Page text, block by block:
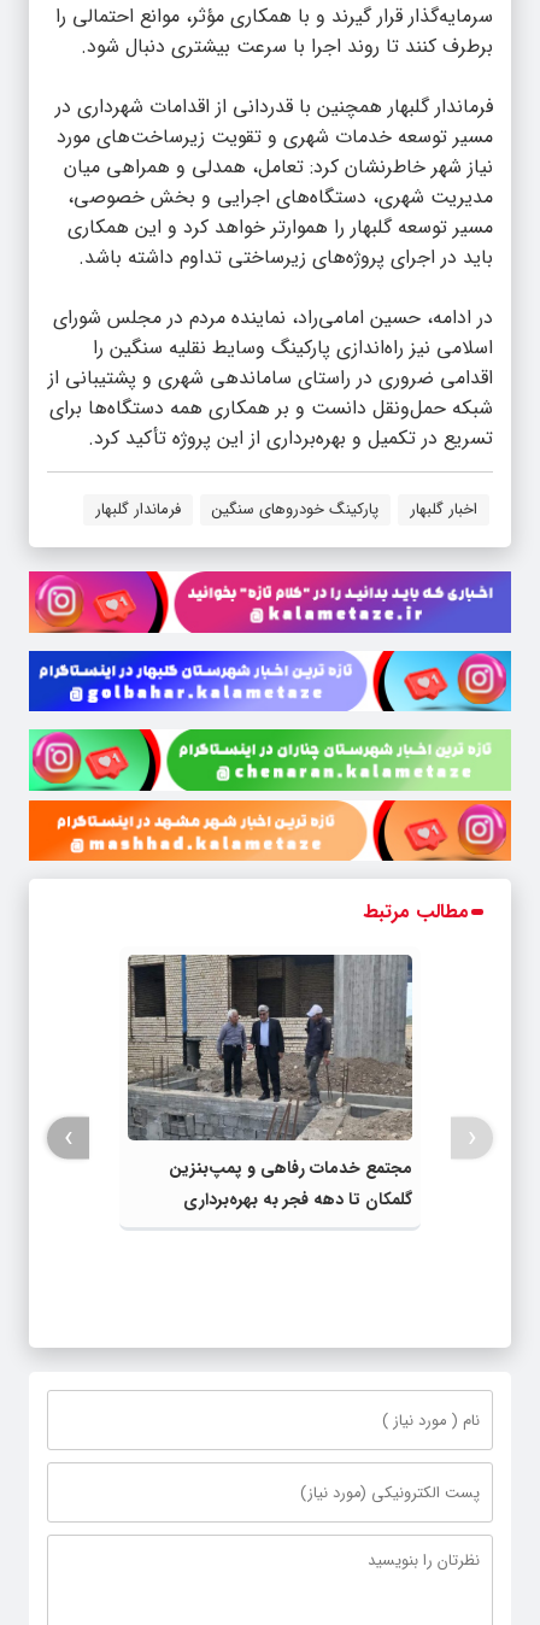
سرمایه‌گذار قرار گیرند و با همکاری مؤثر، موانع احتمالی را
برطرف کنند تا روند اجرا با سرعت بیشتری دنبال شود.
فرماندار گلبهار همچنین با قدردانی از اقدامات شهرداری در
مسیر توسعه خدمات شهری و تقویت زیرساخت‌های مورد
نیاز شهر خاطرنشان کرد: تعامل، همدلی و همراهی میان
مدیریت شهری، دستگاه‌های اجرایی و بخش خصوصی،
مسیر توسعه گلبهار را هموارتر خواهد کرد و این همکاری
باید در اجرای پروژه‌های زیرساختی تداوم داشته باشد.
در ادامه، حسین امامی‌راد، نماینده مردم در مجلس شورای
اسلامی نیز راه‌اندازی پارکینگ وسایط نقلیه سنگین را
اقدامی ضروری در راستای ساماندهی شهری و پشتیبانی از
شبکه حمل‌ونقل دانست و بر همکاری همه دستگاه‌ها برای
تسریع در تکمیل و بهره‌برداری از این پروژه تأکید کرد.
اخبار گلبهار پارکینگ خودروهای سنگین فرماندار گلبهار
مطالب مرتبط
مجتمع خدمات رفاهی و پمپ‌بنزین
گلمکان تا دهه فجر به بهره‌برداری
می‌رسد
‹
›